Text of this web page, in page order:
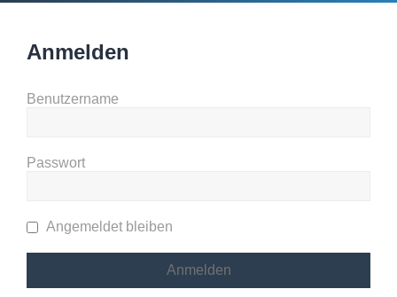
Anmelden
Benutzername
Passwort
Angemeldet bleiben